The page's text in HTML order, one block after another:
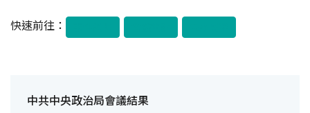
快速前往：
中共中央政治局會議結果